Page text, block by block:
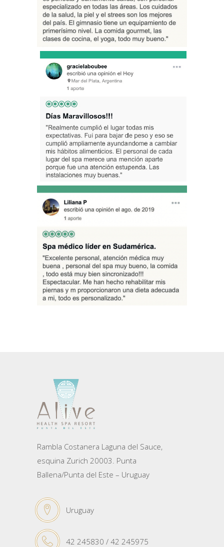
Rambla Costanera Laguna del Sauce,
esquina Zurich 20003. Punta
Ballena/Punta del Este – Uruguay
Uruguay
42 245830 / 42 245975